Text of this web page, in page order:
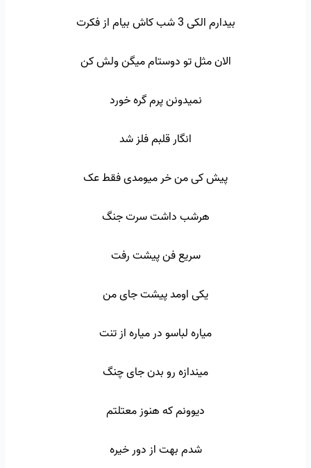
بیدارم الکی 3 شب کاش بیام از فکرت
الان مثل تو دوستام میگن ولش کن
نمیدونن پرم گره خورد
انگار قلبم فلز شد
پیش کی من خر میومدی فقط عک
هرشب داشت سرت جنگ
سریع فن پیشت رفت
یکی اومد پیشت جای من
میاره لباسو در میاره از تنت
میندازه رو بدن جای چنگ
دیوونم که هنوز معتلتم
شدم بهت از دور خیره